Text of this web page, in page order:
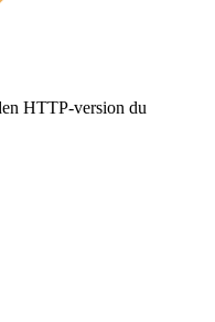
HTTP-version du